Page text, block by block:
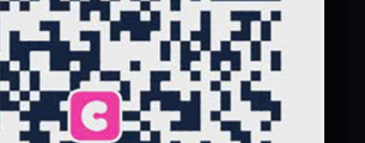
xem
Cáp Xích (Vương triều 1)
đời vua nhà Thanh phần 1
xem